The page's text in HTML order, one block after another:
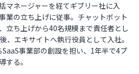
マネージャーを経てギブリー社に入
業の立ち上げに従事。チャットボット
立ち上げから40名規模まで責任者とし
、エキサイトへ執行役員として入社。
事業部の創設を担い、1年半で4プ
する。